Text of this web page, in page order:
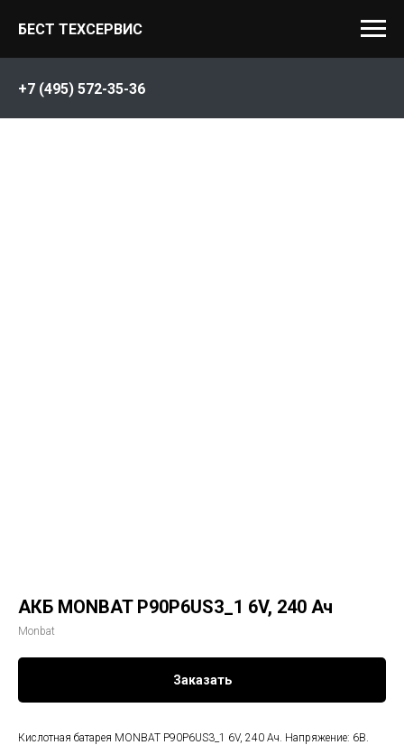
БЕСТ ТЕХСЕРВИС
+7 (495) 572-35-36
АКБ MONBAT P90P6US3_1 6V, 240 Ач
Monbat
Заказать
Кислотная батарея MONBAT P90P6US3_1 6V, 240 Ач. Напряжение: 6В.